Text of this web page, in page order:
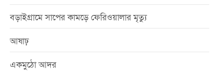
বড়াইগ্রামে সাপের কামড়ে ফেরিওয়ালার মৃত্যু
আষাঢ়
একমুঠো আদর